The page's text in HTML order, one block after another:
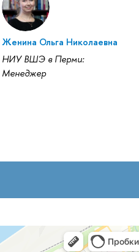
Женина Ольга Николаевна
НИУ ВШЭ в Перми:
Менеджер